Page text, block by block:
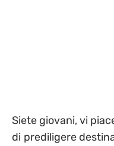
Siete giovani, vi
di prediligere